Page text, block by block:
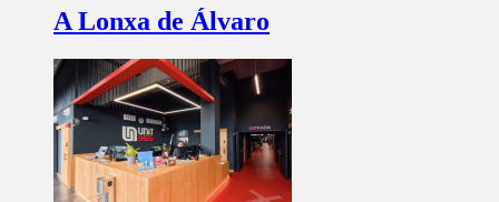
A Lonxa de Álvaro